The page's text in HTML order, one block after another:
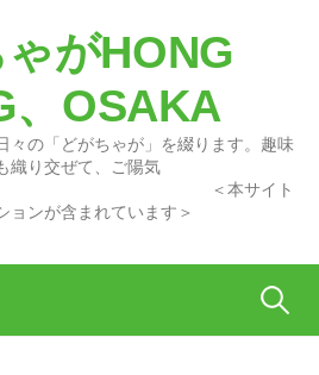
がHONG
、OSAKA
々の「どがちゃが」を綴ります。趣味
織り交ぜて、ご陽気
本サイト
ョンが含まれています＞
検